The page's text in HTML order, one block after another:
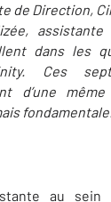
de Direction,
assistante
dans les
Ces
d’une
au sein